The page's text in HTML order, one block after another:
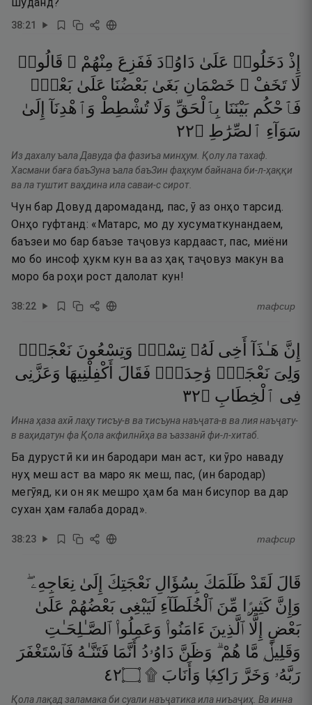
38:21
إِذْ دَخَلُوا۟ عَلَىٰ دَاوُۥدَ فَفَزِعَ مِنْهُمْ ۖ قَالُوا۟
لَا تَخَفْ ۖ خَصْمَانِ بَغَىٰ بَعْضُنَا عَلَىٰ بَعْضٍۢ
فَٱحْكُم بَيْنَنَا بِٱلْحَقِّ وَلَا تُشْطِطْ وَٱهْدِنَآ
إِلَىٰ
سَوَآءِ ٱلصِّرَٰطِ ۝٢٢
Из дахалу ъала Давуда фа фазиъа минҳум. Қолу ла тахаф.
Хасмани баға баъЗуна ъала баъЗин фаҳкум байнана би-л-ҳаққи
ва ла туштит ваҳдина ила саваи-с сирот.
Чун бар Довуд даромаданд, пас, ӯ аз онҳо тарсид.
Онҳо гуфтанд: «Матарс, мо ду хусуматкунандаем,
баъзеи мо бар баъзе таҷовуз кардааст, пас, миёни
мо бо инсоф ҳукм кун ва аз ҳақ таҷовуз макун ва
моро ба роҳи рост далолат кун!
38:22 тафсир
إِنَّ هَـٰذَآ أَخِى لَهُۥ تِسْعٌۭ وَتِسْعُونَ نَعْجَةًۭ
وَلِىَ نَعْجَةٌۭ وَٰحِدَةٌۭ فَقَالَ أَكْفِلْنِيهَا وَعَزَّنِى
فِى ٱلْخِطَابِ ۝٢٣
Инна ҳаза ахӣ лаҳу тисъу-в ва тисъуна наъҷата-в ва лия наъҷату-
в ваҳидатун фа Қола акфилнӣҳа ва ъаззанӣ фи-л-хитаб.
Ба дурустӣ ки ин бародари ман аст, ки ӯро наваду
нуҳ меш аст ва маро як меш, пас, (ин бародар)
мегӯяд, ки он як мешро ҳам ба ман бисупор ва дар
сухан ҳам ғалаба дорад».
38:23 тафсир
قَالَ لَقَدْ ظَلَمَكَ بِسُؤَالِ نَعْجَتِكَ إِلَىٰ نِعَاجِهِۦ ۖ
وَإِنَّ كَثِيرًۭا مِّنَ ٱلْخُلَطَآءِ لَيَبْغِى بَعْضُهُمْ عَلَىٰ
بَعْضٍ
إِلَّا ٱلَّذِينَ ءَامَنُوا۟ وَعَمِلُوا۟ ٱلصَّـٰلِحَـٰتِ
وَقَلِيلٌۭ مَّا هُمْ ۗ وَظَنَّ دَاوُۥدُ أَنَّمَا فَتَنَّـٰهُ فَٱسْتَغْفَرَ
رَبَّهُۥ وَخَرَّ رَاكِعًۭا وَأَنَابَ ۩ ۝٢٤
Қола лақад заламака би суали наъҷатика ила ниъаҷиҳ. Ва инна